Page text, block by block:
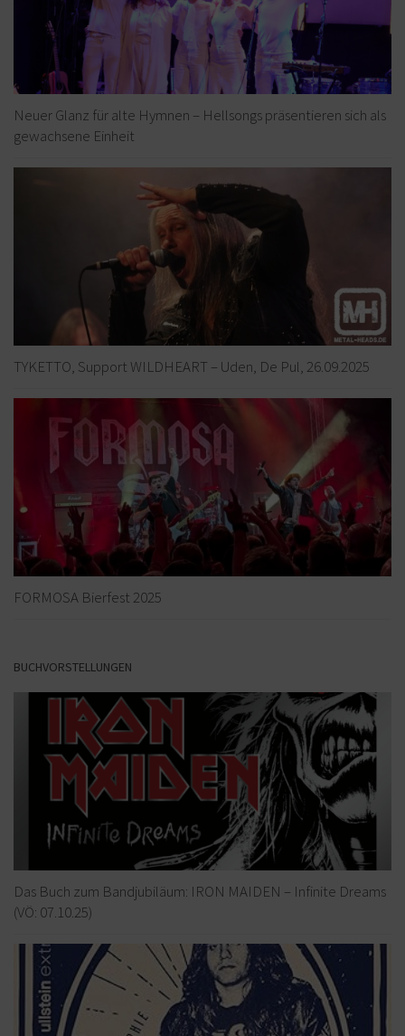
Neuer Glanz für alte Hymnen – Hellsongs präsentieren sich als
gewachsene Einheit
TYKETTO, Support WILDHEART – Uden, De Pul, 26.09.2025
FORMOSA Bierfest 2025
BUCHVORSTELLUNGEN
Das Buch zum Bandjubiläum: IRON MAIDEN – Infinite Dreams
(VÖ: 07.10.25)